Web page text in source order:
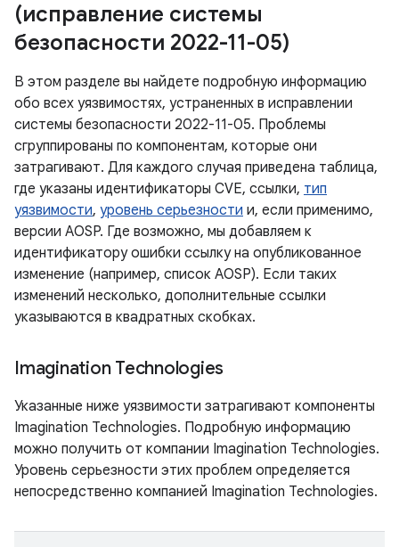
(исправление системы
безопасности 2022-11-05)
В этом разделе вы найдете подробную информацию
обо всех уязвимостях, устраненных в исправлении
системы безопасности 2022-11-05. Проблемы
сгруппированы по компонентам, которые они
затрагивают. Для каждого случая приведена таблица,
где указаны идентификаторы CVE, ссылки, тип
уязвимости, уровень серьезности и, если применимо,
версии AOSP. Где возможно, мы добавляем к
идентификатору ошибки ссылку на опубликованное
изменение (например, список AOSP). Если таких
изменений несколько, дополнительные ссылки
указываются в квадратных скобках.
Imagination Technologies
Указанные ниже уязвимости затрагивают компоненты
Imagination Technologies. Подробную информацию
можно получить от компании Imagination Technologies.
Уровень серьезности этих проблем определяется
непосредственно компанией Imagination Technologies.